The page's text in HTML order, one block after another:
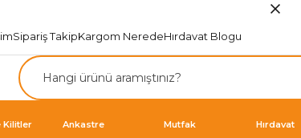
Sipariş TakipKargom NeredeHırdavat Blogu
Kilitler Ankastre Mutfak Hırdavat